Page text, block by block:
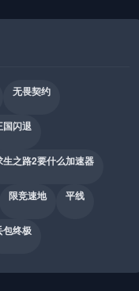
无畏契约
国闪退
生之路2要什么加速器
限竞速地 平线
包终极